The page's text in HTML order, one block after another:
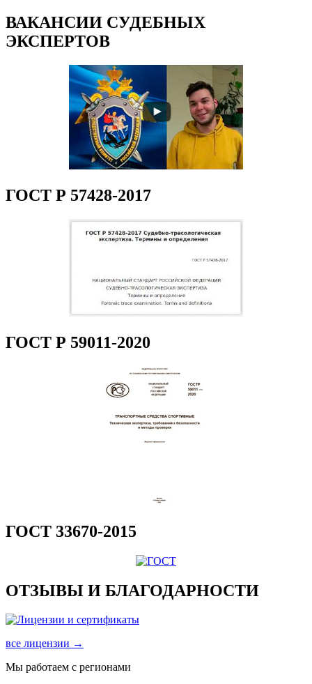
ВАКАНСИИ СУДЕБНЫХ
ЭКСПЕРТОВ
ГОСТ Р 57428-2017
ГОСТ Р 59011-2020
ГОСТ 33670-2015
ОТЗЫВЫ И БЛАГОДАРНОСТИ
все лицензии →
Мы работаем с регионами